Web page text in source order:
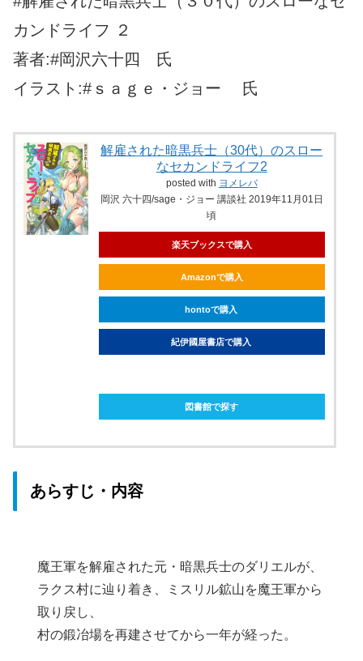
カンドライフ ２
著者:#岡沢六十四 氏
イラスト:#ｓａｇｅ・ジョー 氏
解雇された暗黒兵士（30代）のスロー
なセカンドライフ2
posted with ヨメレバ
岡沢 六十四/sage・ジョー 講談社 2019年11月01日
頃
楽天ブックスで購入
Amazonで購入
hontoで購入
紀伊國屋書店で購入
図書館で探す
あらすじ・内容
魔王軍を解雇された元・暗黒兵士のダリエルが、
ラクス村に辿り着き、ミスリル鉱山を魔王軍から
取り戻し、
村の鍛冶場を再建させてから一年が経った。